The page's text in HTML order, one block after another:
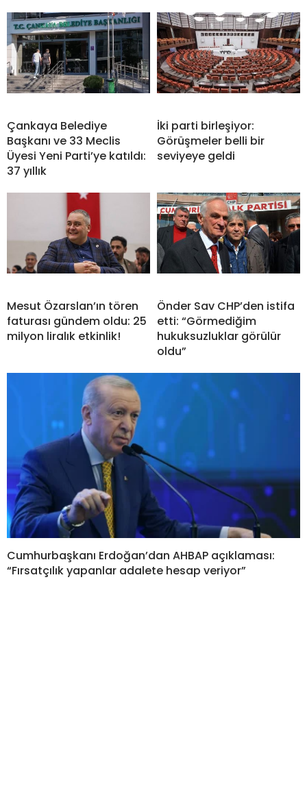
Çankaya Belediye
Başkanı ve 33 Meclis
Üyesi Yeni Parti’ye katıldı:
37 yıllık
İki parti birleşiyor:
Görüşmeler belli bir
seviyeye geldi
Mesut Özarslan’ın tören
faturası gündem oldu: 25
milyon liralık etkinlik!
Önder Sav CHP’den istifa
etti: “Görmediğim
hukuksuzluklar görülür
oldu”
Cumhurbaşkanı Erdoğan’dan AHBAP açıklaması:
“Fırsatçılık yapanlar adalete hesap veriyor”